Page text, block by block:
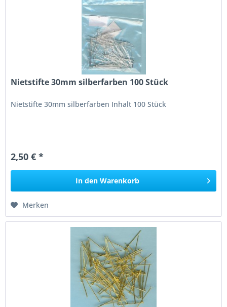
Nietstifte 30mm silberfarben 100 Stück
Nietstifte 30mm silberfarben Inhalt 100 Stück
2,50 € *
In den Warenkorb
Merken